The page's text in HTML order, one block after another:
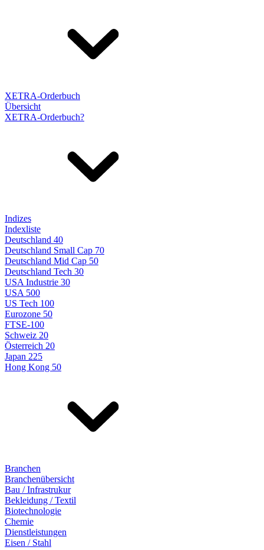
XETRA-Orderbuch
Übersicht
XETRA-Orderbuch?
Indizes
Indexliste
Deutschland 40
Deutschland Small Cap 70
Deutschland Mid Cap 50
Deutschland Tech 30
USA Industrie 30
USA 500
US Tech 100
Eurozone 50
FTSE-100
Schweiz 20
Österreich 20
Japan 225
Hong Kong 50
Branchen
Branchenübersicht
Bau / Infrastrukur
Bekleidung / Textil
Biotechnologie
Chemie
Dienstleistungen
Eisen / Stahl